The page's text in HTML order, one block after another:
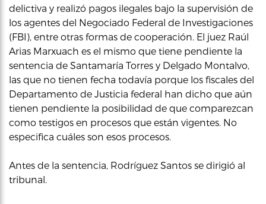
delictiva y realizó pagos ilegales bajo la supervisión de
los agentes del Negociado Federal de Investigaciones
(FBI), entre otras formas de cooperación. El juez Raúl
Arias Marxuach es el mismo que tiene pendiente la
sentencia de Santamaría Torres y Delgado Montalvo,
las que no tienen fecha todavía porque los fiscales del
Departamento de Justicia federal han dicho que aún
tienen pendiente la posibilidad de que comparezcan
como testigos en procesos que están vigentes. No
especifica cuáles son esos procesos.
Antes de la sentencia, Rodríguez Santos se dirigió al
tribunal.